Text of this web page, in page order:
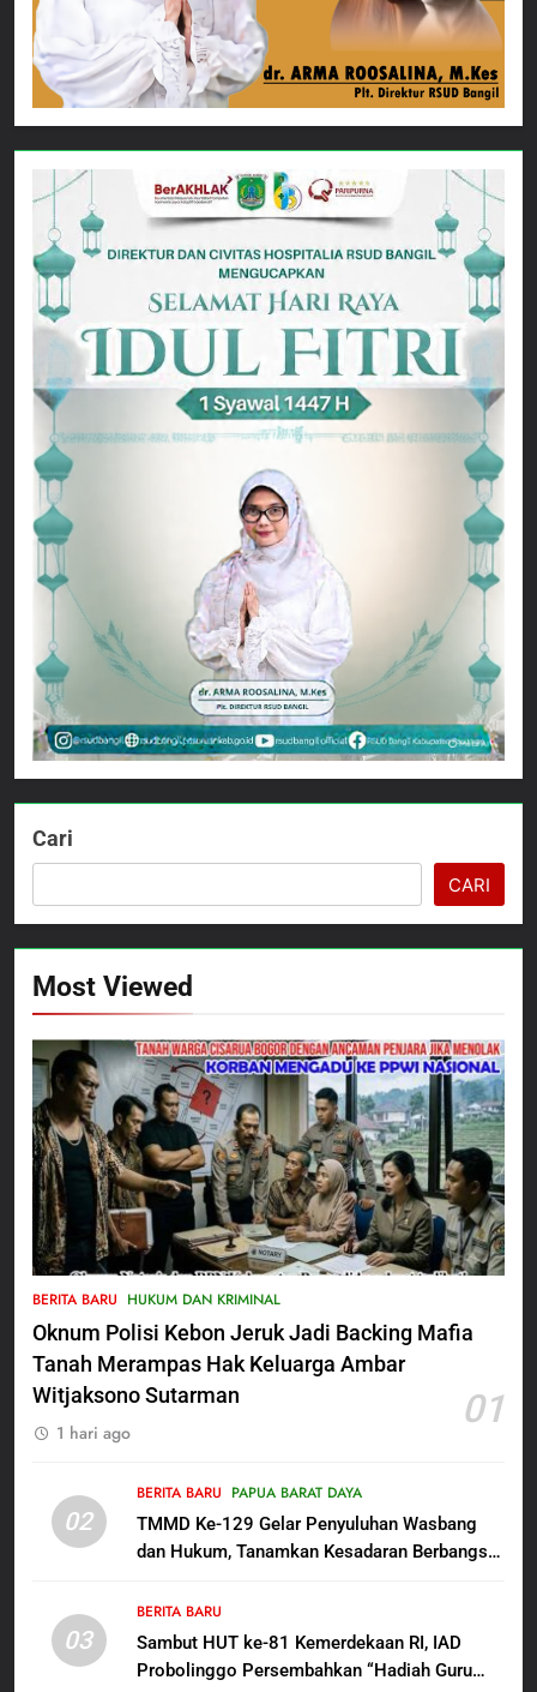
Cari
CARI
Most Viewed
BERITA BARU HUKUM DAN KRIMINAL
Oknum Polisi Kebon Jeruk Jadi Backing Mafia
Tanah Merampas Hak Keluarga Ambar
Witjaksono Sutarman
01
1 hari ago
02
BERITA BARU PAPUA BARAT DAYA
TMMD Ke-129 Gelar Penyuluhan Wasbang
dan Hukum, Tanamkan Kesadaran Berbangsa
03
BERITA BARU
Sambut HUT ke-81 Kemerdekaan RI, IAD
Probolinggo Persembahkan “Hadiah Guru
Satbinmas Polres Pasuruan
Perkuat Sinergitas Ulama dan
Umara Melalui Program Rabu
Berguru di Ponpes Dalwa
BERITA BARU
6
Tugu Sejarah Trikora
Teminabuan
BERITA BARU PAPUA BARAT DAYA
Anggota Reskrim Polsek Beji,
Wujud Komitmen Transparansi
Penanganan Dugaan
BERITA BARU